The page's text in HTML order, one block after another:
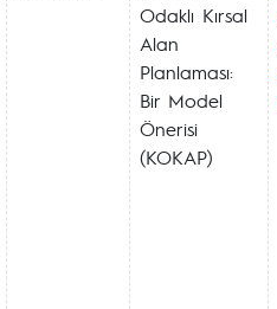
Odaklı Kırsal
Alan
Planlaması:
Bir Model
Önerisi
(KOKAP)